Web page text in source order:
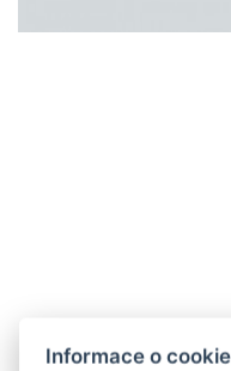
Informace o